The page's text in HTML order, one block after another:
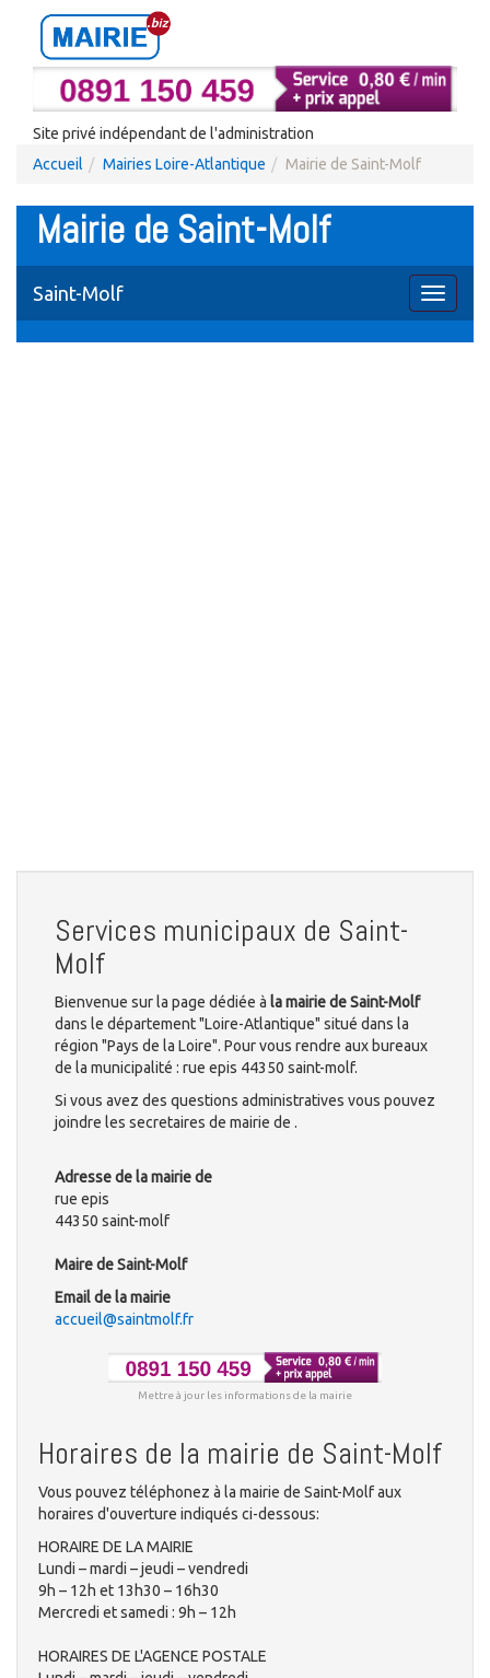
Site privé indépendant de l'administration
Accueil
Mairies Loire-Atlantique Mairie de Saint-Molf
Mairie de Saint-Molf
Toggle
Saint-Molf
Services municipaux de Saint-
Molf
Bienvenue sur la page dédiée à la mairie de Saint-Molf
dans le département "Loire-Atlantique" situé dans la
région "Pays de la Loire". Pour vous rendre aux bureaux
de la municipalité : rue epis 44350 saint-molf.
Si vous avez des questions administratives vous pouvez
joindre les secretaires de mairie de .
Adresse de la mairie de
rue epis
44350 saint-molf
Maire de Saint-Molf
Email de la mairie
accueil@saintmolf.fr
Mettre à jour les informations de la mairie
Horaires de la mairie de Saint-Molf
Vous pouvez téléphonez à la mairie de Saint-Molf aux
horaires d'ouverture indiqués ci-dessous:
HORAIRE DE LA MAIRIE
Lundi – mardi – jeudi – vendredi
9h – 12h et 13h30 – 16h30
Mercredi et samedi : 9h – 12h
HORAIRES DE L'AGENCE POSTALE